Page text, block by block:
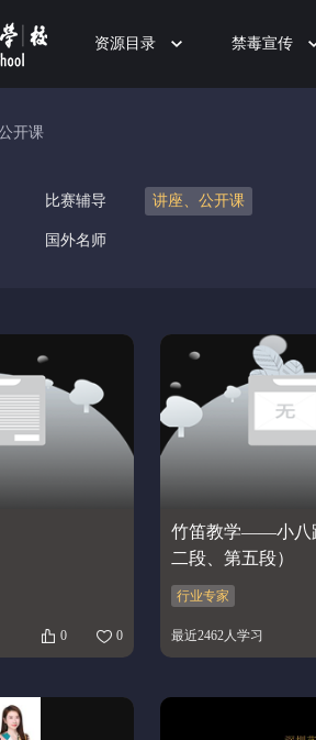
资源目录 禁毒宣传
开课
比赛辅导 讲座、公开课
国外名师
0 0
竹笛教学——小八
二段、第五段）
行业专家
最近2462人学习